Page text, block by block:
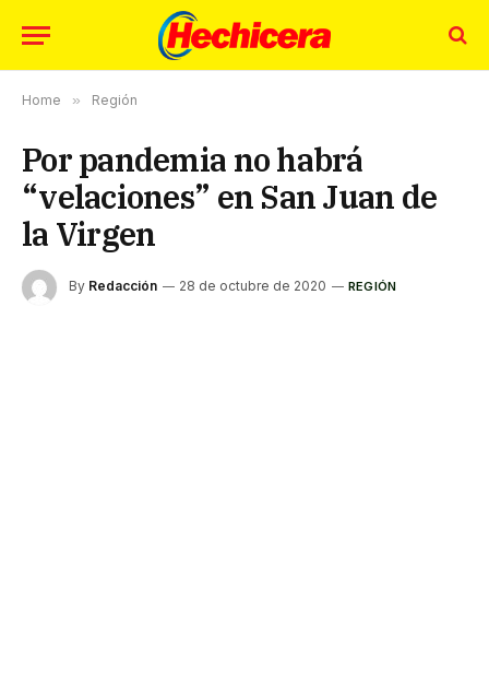
Home » Región
Por pandemia no habrá
“velaciones” en San Juan de
la Virgen
By Redacción 28 de octubre de 2020 REGIÓN